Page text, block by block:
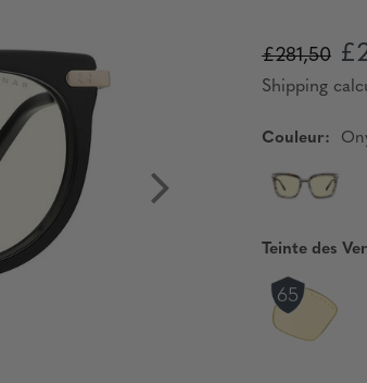
£281,50
Shipping
Couleur:
Teinte des